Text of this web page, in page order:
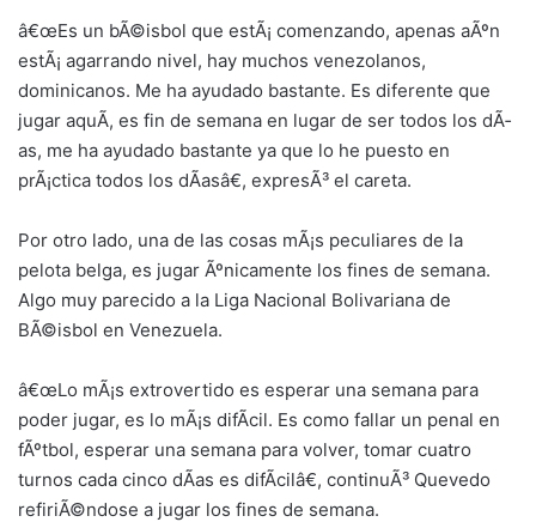
â€œEs un bÃ©isbol que estÃ¡ comenzando, apenas aÃºn
estÃ¡ agarrando nivel, hay muchos venezolanos,
dominicanos. Me ha ayudado bastante. Es diferente que
jugar aquÃ­, es fin de semana en lugar de ser todos los dÃ­
as, me ha ayudado bastante ya que lo he puesto en
prÃ¡ctica todos los dÃ­asâ€, expresÃ³ el careta.
Por otro lado, una de las cosas mÃ¡s peculiares de la
pelota belga, es jugar Ãºnicamente los fines de semana.
Algo muy parecido a la Liga Nacional Bolivariana de
BÃ©isbol en Venezuela.
â€œLo mÃ¡s extrovertido es esperar una semana para
poder jugar, es lo mÃ¡s difÃ­cil. Es como fallar un penal en
fÃºtbol, esperar una semana para volver, tomar cuatro
turnos cada cinco dÃ­as es difÃ­cilâ€, continuÃ³ Quevedo
refiriÃ©ndose a jugar los fines de semana.